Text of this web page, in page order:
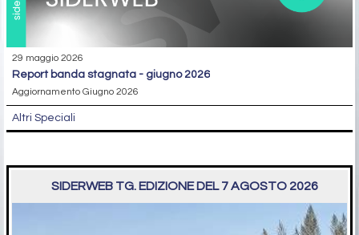
29 maggio 2026
report banda stagnata - giugno 2026
Aggiornamento Giugno 2026
Altri Speciali
SIDERWEB TG. EDIZIONE DEL 7 AGOSTO 2026